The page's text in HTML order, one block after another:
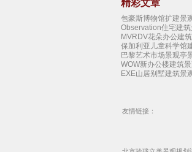
包豪斯博物馆扩建景
Observation住宅建筑
MVRDV花朵办公建
保加利亚儿童科学馆
巴黎艺术市场景观亭
WOW新办公楼建筑
EXE山居别墅建筑景
拉科鲁尼亚停车楼
曼哈顿地下公园概念
Claridge伦敦景观亭
友情链接：